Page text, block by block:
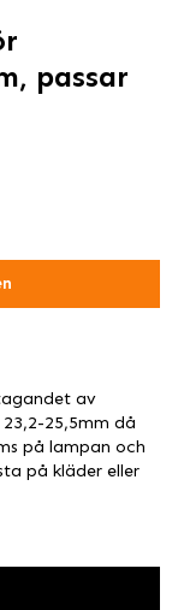
passar
av
25,5mm då
på lampan och
på kläder eller